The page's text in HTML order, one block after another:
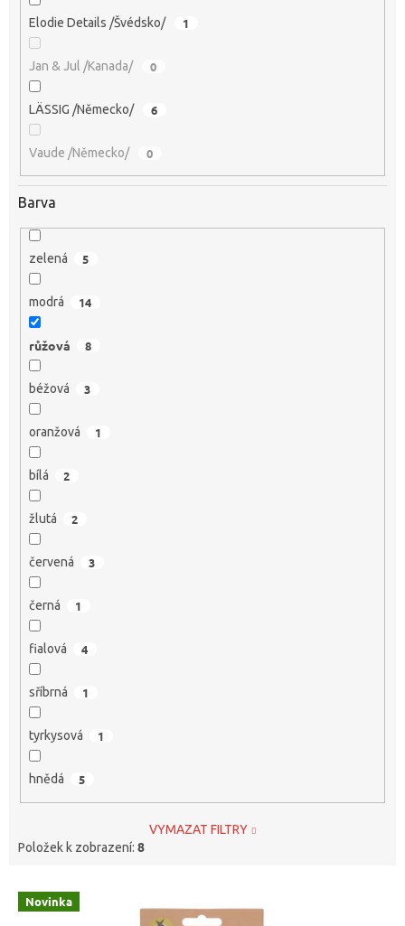
Elodie Details /Švédsko/ 1
Jan & Jul /Kanada/ 0
LÄSSIG /Německo/ 6
Vaude /Německo/ 0
Barva
zelená 5
modrá 14
růžová 8
béžová 3
oranžová 1
bílá 2
žlutá 2
červená 3
černá 1
fialová 4
sříbrná 1
tyrkysová 1
hnědá 5
VYMAZAT FILTRY
Položek k zobrazení: 8
V Novinka